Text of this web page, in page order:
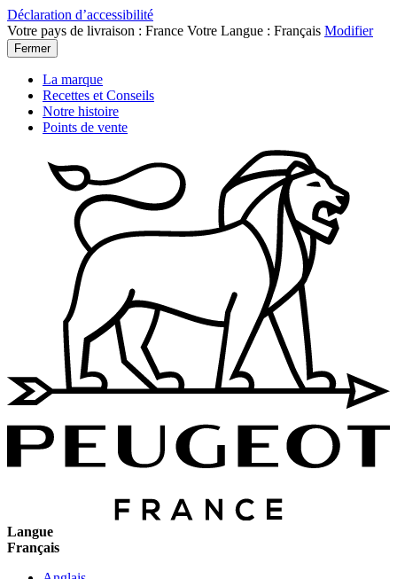
Déclaration d’accessibilité
Votre pays de livraison : France Votre Langue : Français Modifier
Fermer
La marque
Recettes et Conseils
Notre histoire
Points de vente
Langue
Français